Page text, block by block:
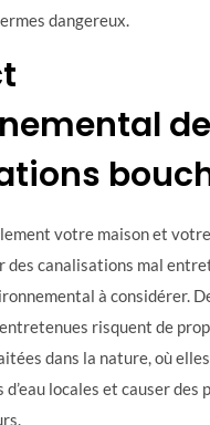
dangereux.
votre maison et
des canalisations mal
à considérer.
risquent de
dans la nature, où
locales et causer des